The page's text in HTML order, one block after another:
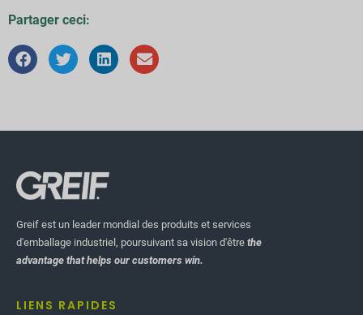
Partager ceci:
Greif est un leader mondial des produits et services
d'emballage industriel, poursuivant sa vision d'être the
advantage that helps our customers win.
LIENS RAPIDES